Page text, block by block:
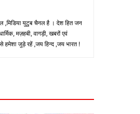
,मिडिया युटुब चैनल है । देश हित जन
मज़हबी, वागड़ी, खबरों एवं
हमेशा जुड़े रहें ,जय हिन्द ,जय भारत !